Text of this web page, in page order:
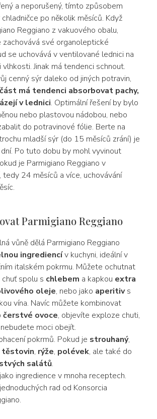
a neporušený, tímto způsobem
po několik měsíců. Když
Reggiano z vakuového obalu,
zachovává své organoleptické
se uchovává v ventilované lednici na
Jinak má tendenci schnout.
cenný sýr daleko od jiných potravin,
má tendenci absorbovat pachy,
v lednici. Optimální řešení by bylo
nebo plastovou nádobou, nebo
do potravinové fólie. Berte na
mladší sýr (do 15 měsíců zrání) je
Po tuto dobu by mohl vyvinout
je Parmigiano Reggiano v
tedy 24 měsíců a více, uchovávání
Parmigiano Reggiano
vůně dělá Parmigiano Reggiano
ingrediencív kuchyni, ideální v
italském pokrmu. Můžete ochutnat
spolu s chlebem a kapkou extra
oleje, nebo jako aperitivs
vína. Navíc můžete kombinovat
čerstvé ovoce, objevíte exploze chuti,
moci obejít.
pokrmů. Pokud je strouhaný,
těstovin, rýže, polévek, ale také do
salátů.
ingredience v mnoha receptech.
rad od Konsorcia